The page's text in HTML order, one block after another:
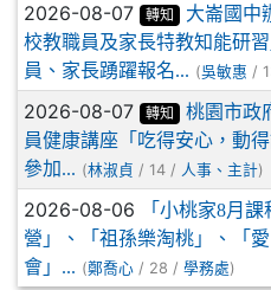
2026-08-07 轉知
大崙國中
校教職員及家長特教知能研
員、家長踴躍報名... (吳敏惠 /
2026-08-07 轉知
桃園市政
員健康講座「吃得安心，動
參加... (林淑貞 / 14 / 人事、主計)
2026-08-06
「小桃家8月
營」、「祖孫樂淘桃」、「
會」... (鄭喬心 / 28 / 學務處)